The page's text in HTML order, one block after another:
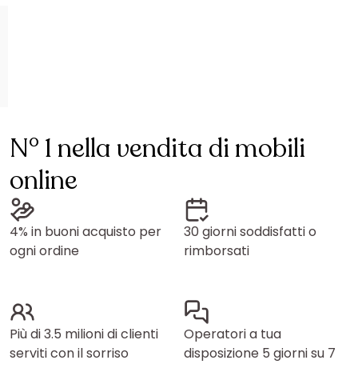
N° 1 nella vendita di mobili
online
4% in buoni acquisto per
ogni ordine
30 giorni soddisfatti o
rimborsati
Più di 3.5 milioni di clienti
serviti con il sorriso
Operatori a tua
disposizione 5 giorni su 7